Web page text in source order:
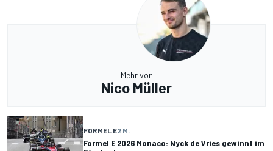
Mehr von
Nico Müller
FORMEL E2 M.
Formel E 2026 Monaco: Nyck de Vries gewinnt im